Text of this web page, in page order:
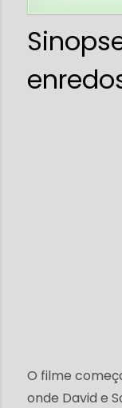
O filme
onde David e